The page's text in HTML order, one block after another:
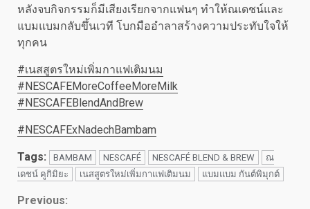
หลังจบกิจกรรมก็มีเสียงเรียกจากแฟนๆ ทำให้ณเดชน์และ
แบมแบมกลับขึ้นเวที โบกมืออำลาสร้างความประทับใจให้
ทุกคน
#เนสสูตรใหม่เพิ่มกาแฟเติมนม
#NESCAFEMoreCoffeeMoreMilk
#NESCAFEBlendAndBrew
#NESCAFExNadechBambam
Tags: BAMBAM NESCAFÉ NESCAFÉ BLEND & BREW
ณ
เดชน์ คูกิมิยะ
เนสสูตรใหม่เพิ่มกาแฟเติมนม แบมแบม กันต์พิมุกต์
Previous: